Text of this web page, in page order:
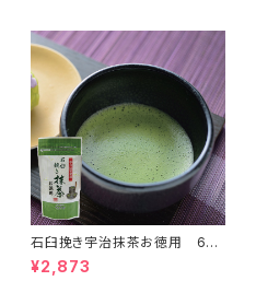
石臼挽き宇治抹茶お徳用 60
ｇ＜在庫一掃セール！＞
¥2,873